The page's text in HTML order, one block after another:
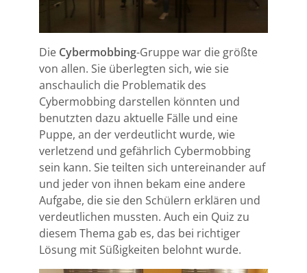
Die Cybermobbing-Gruppe war die größte
von allen. Sie überlegten sich, wie sie
anschaulich die Problematik des
Cybermobbing darstellen könnten und
benutzten dazu aktuelle Fälle und eine
Puppe, an der verdeutlicht wurde, wie
verletzend und gefährlich Cybermobbing
sein kann. Sie teilten sich untereinander auf
und jeder von ihnen bekam eine andere
Aufgabe, die sie den Schülern erklären und
verdeutlichen mussten. Auch ein Quiz zu
diesem Thema gab es, das bei richtiger
Lösung mit Süßigkeiten belohnt wurde.